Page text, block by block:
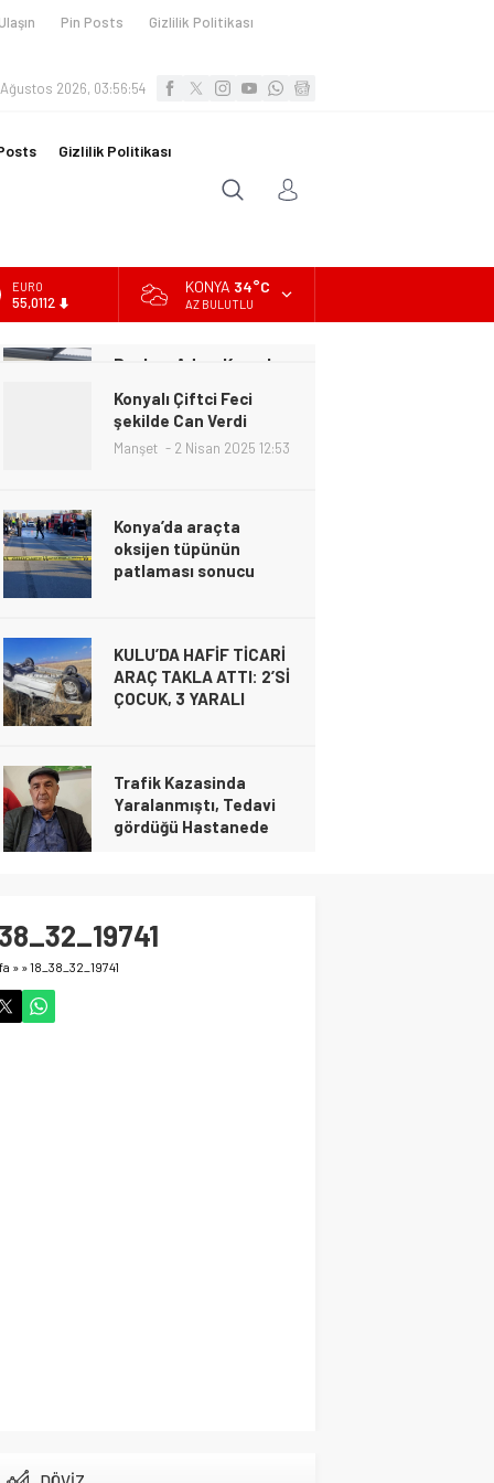
Pin Posts
Gizlilik Politikası
2026, 03:56:56
Gizlilik Politikası
ALTIN
6.519,97
13.798,82
KONYA 34°C
AZ BULUTLU
Gündem 26 Şubat 2025 19:04
Konya’da araçta oksijen tüpünün
hayatını kaybeden biri bebek 2 kişi ile
kimlikleri belli oldu!
şekilde Can Verdi
Manşet 2 Nisan 2025 12:53
oksijen tüpünün
patlaması sonucu
hayatını kaybeden biri
Gündem
26 Şubat 2025 19:04
ARAÇ TAKLA ATTI: 2’Sİ
ÇOCUK, 3 YARALI
Gündem
Yaralanmıştı, Tedavi
gördüğü Hastanede
Hayatını Kaybetti
CİHANBEYLİ’DE
Gündem
» »18_38_32_19741